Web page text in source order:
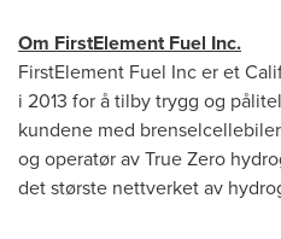
Om FirstElement Fuel Inc.
FirstElement Fuel Inc er et
i 2013 for å tilby trygg og
kundene med
og operatør av True Zero
det største nettverket av